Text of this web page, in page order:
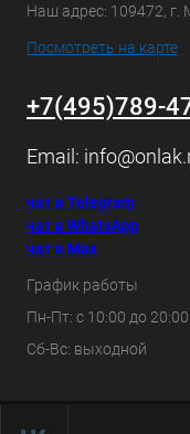
Наш адрес: 109472, г.
Посмотреть на карте
+7(495)789-
Email:
чат в Telegram
чат в WhatsApp
чат в Max
График работы
Пн-Пт: с 10:00 до 20:00
Сб-Вс: выходной